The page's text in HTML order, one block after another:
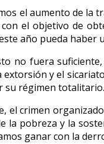
el aumento de la
con el objetivo de
año pueda haber
no fuera
extorsión y el
su régimen totalitario.
el crimen
la pobreza y la
ganar con la